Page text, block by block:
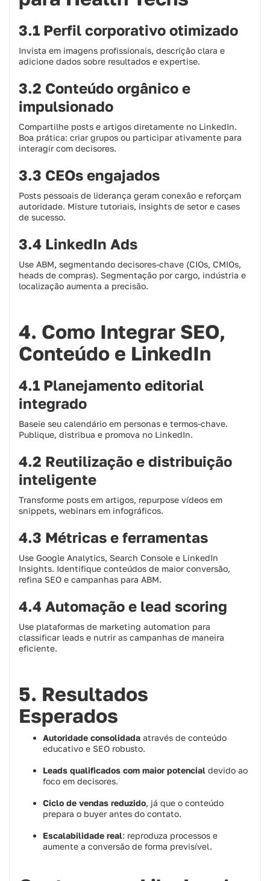
3.1 Perfil corporativo otimizado
Invista em imagens profissionais, descrição clara e
adicione dados sobre resultados e expertise.
3.2 Conteúdo orgânico e
impulsionado
Compartilhe posts e artigos diretamente no LinkedIn.
Boa prática: criar grupos ou participar ativamente para
interagir com decisores.
3.3 CEOs engajados
Posts pessoais de liderança geram conexão e reforçam
autoridade. Misture tutoriais, insights de setor e cases
de sucesso.
3.4 LinkedIn Ads
Use ABM, segmentando decisores-chave (CIOs, CMIOs,
heads de compras). Segmentação por cargo, indústria e
localização aumenta a precisão.
4. Como Integrar SEO,
Conteúdo e LinkedIn
4.1 Planejamento editorial
integrado
Baseie seu calendário em personas e termos-chave.
Publique, distribua e promova no LinkedIn.
4.2 Reutilização e distribuição
inteligente
Transforme posts em artigos, repurpose vídeos em
snippets, webinars em infográficos.
4.3 Métricas e ferramentas
Use Google Analytics, Search Console e LinkedIn
Insights. Identifique conteúdos de maior conversão,
refina SEO e campanhas para ABM.
4.4 Automação e lead scoring
Use plataformas de marketing automation para
classificar leads e nutrir as campanhas de maneira
eficiente.
5. Resultados
Esperados
Autoridade consolidada através de conteúdo
educativo e SEO robusto.
Leads qualificados com maior potencial devido ao
foco em decisores.
Ciclo de vendas reduzido, já que o conteúdo
prepara o buyer antes do contato.
Escalabilidade real: reproduza processos e
aumente a conversão de forma previsível.